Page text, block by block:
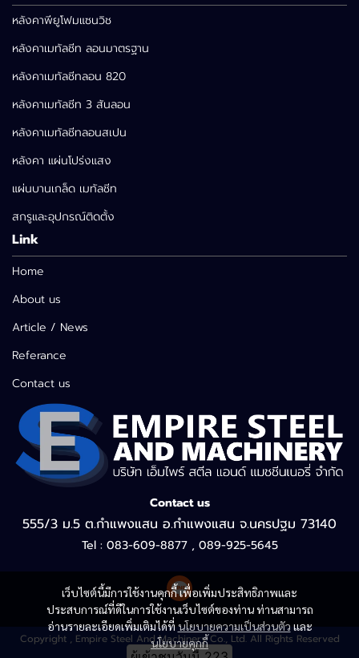
เว็บไซต์นี้มีการใช้งานคุกกี้ เพื่อเพิ่มประสิทธิภาพและ
ประสบการณ์ที่ดีในการใช้งานเว็บไซต์ของท่าน ท่านสามารถ
อ่านรายละเอียดเพิ่มเติมได้ที่ นโยบายความเป็นส่วนตัว และ
นโยบายคุกกี้
หลังคาพียูโฟมแซนวิช
หลังคาเมทัลชีท ลอนมาตรฐาน
หลังคาเมทัลชีทลอน 820
หลังคาเมทัลชีท 3 สันลอน
หลังคาเมทัลชีทลอนสเปน
หลังคา แผ่นโปร่งแสง
แผ่นบานเกล็ด เมทัลชีท
สกรูและอุปกรณ์ติดตั้ง
Link
Home
About us
Article / News
Referance
Contact us
Contact us
555/3 ม.5 ต.กำแพงแสน อ.กำแพงแสน จ.นครปฐม 73140
Tel : 083-609-8877 , 089-925-5645
Copyright , Empire Steel And Machinery Co., Ltd. All Rights Reserved